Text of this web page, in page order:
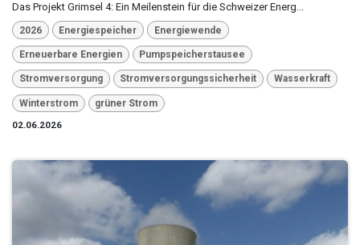
Das Projekt Grimsel 4: Ein Meilenstein für die Schweizer Energ...
2026 Energiespeicher Energiewende
Erneuerbare Energien Pumpspeicherstausee
Stromversorgung Stromversorgungssicherheit Wasserkraft
Winterstrom
grüner Strom
02.06.2026